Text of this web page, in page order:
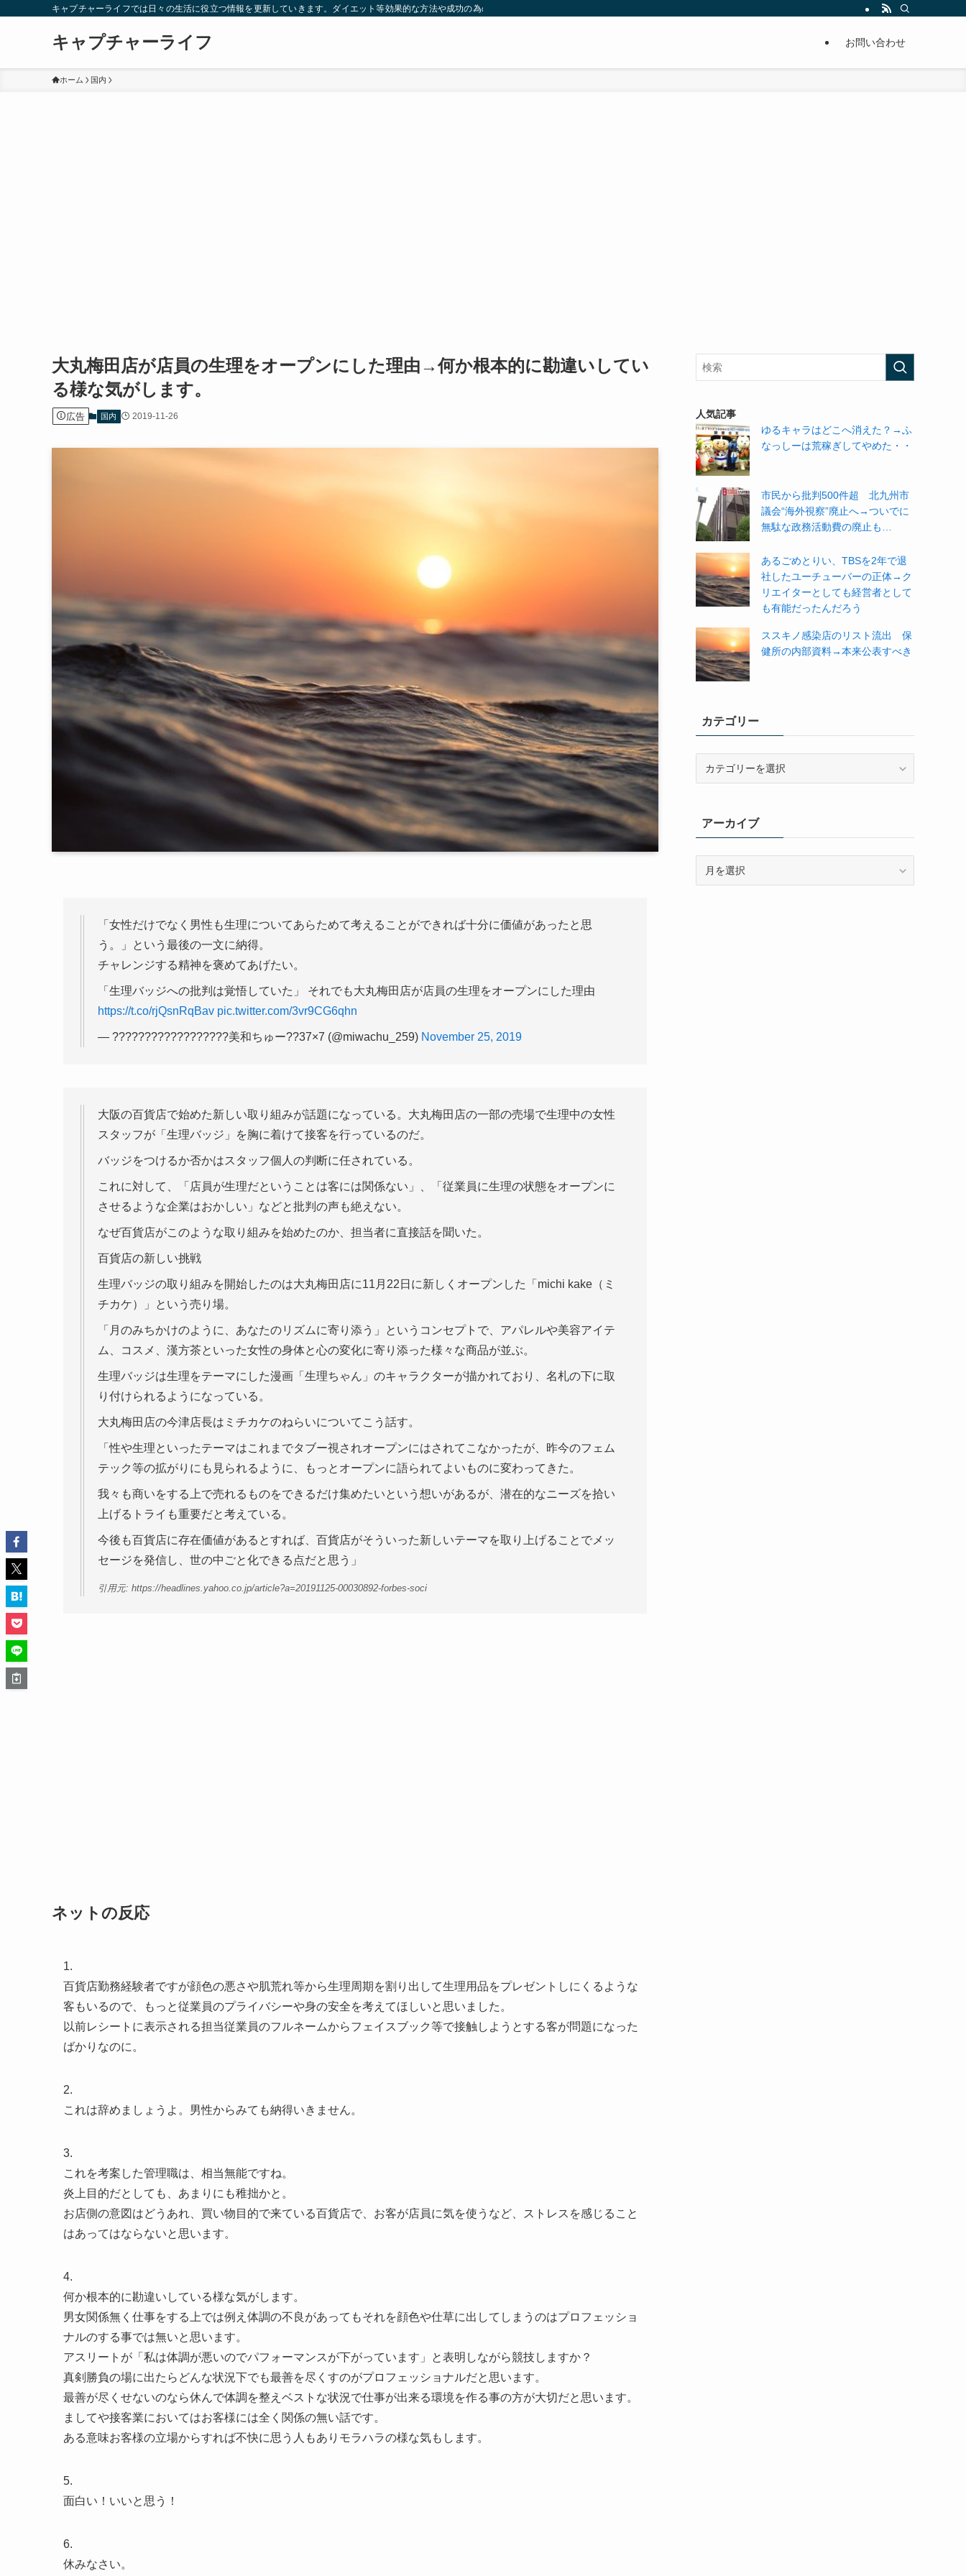
キャプチャーライフでは日々の生活に役立つ情報を更新していきます。ダイエット等効果的な方法や成功の為の秘訣等。太ったり悩んでいる方々が簡単に痩せることが出来るように分かりやすくまとめています。
キャプチャーライフ お問い合わせ
ホーム 国内
大丸梅田店が店員の生理をオープンにした理由→何か根本的に勘違いしてい
る様な気がします。
広告 国内 2019-11-26
「女性だけでなく男性も生理についてあらためて考えることができれば十分に価値があったと思
う。」という最後の一文に納得。
チャレンジする精神を褒めてあげたい。
「生理バッジへの批判は覚悟していた」 それでも大丸梅田店が店員の生理をオープンにした理由
https://t.co/rjQsnRqBav pic.twitter.com/3vr9CG6qhn
— ??????????????????美和ちゅー??37×7 (@miwachu_259) November 25, 2019
大阪の百貨店で始めた新しい取り組みが話題になっている。大丸梅田店の一部の売場で生理中の女性
スタッフが「生理バッジ」を胸に着けて接客を行っているのだ。
バッジをつけるか否かはスタッフ個人の判断に任されている。
これに対して、「店員が生理だということは客には関係ない」、「従業員に生理の状態をオープンに
させるような企業はおかしい」などと批判の声も絶えない。
なぜ百貨店がこのような取り組みを始めたのか、担当者に直接話を聞いた。
百貨店の新しい挑戦
生理バッジの取り組みを開始したのは大丸梅田店に11月22日に新しくオープンした「michi kake（ミ
チカケ）」という売り場。
「月のみちかけのように、あなたのリズムに寄り添う」というコンセプトで、アパレルや美容アイテ
ム、コスメ、漢方茶といった女性の身体と心の変化に寄り添った様々な商品が並ぶ。
生理バッジは生理をテーマにした漫画「生理ちゃん」のキャラクターが描かれており、名札の下に取
り付けられるようになっている。
大丸梅田店の今津店長はミチカケのねらいについてこう話す。
「性や生理といったテーマはこれまでタブー視されオープンにはされてこなかったが、昨今のフェム
テック等の拡がりにも見られるように、もっとオープンに語られてよいものに変わってきた。
我々も商いをする上で売れるものをできるだけ集めたいという想いがあるが、潜在的なニーズを拾い
上げるトライも重要だと考えている。
今後も百貨店に存在価値があるとすれば、百貨店がそういった新しいテーマを取り上げることでメッ
セージを発信し、世の中ごと化できる点だと思う」
引用元: https://headlines.yahoo.co.jp/article?a=20191125-00030892-forbes-soci
ネットの反応
1.
百貨店勤務経験者ですが顔色の悪さや肌荒れ等から生理周期を割り出して生理用品をプレゼントしにくるような
客もいるので、もっと従業員のプライバシーや身の安全を考えてほしいと思いました。
以前レシートに表示される担当従業員のフルネームからフェイスブック等で接触しようとする客が問題になった
ばかりなのに。
2.
これは辞めましょうよ。男性からみても納得いきません。
3.
これを考案した管理職は、相当無能ですね。
炎上目的だとしても、あまりにも稚拙かと。
お店側の意図はどうあれ、買い物目的で来ている百貨店で、お客が店員に気を使うなど、ストレスを感じること
はあってはならないと思います。
4.
何か根本的に勘違いしている様な気がします。
男女関係無く仕事をする上では例え体調の不良があってもそれを顔色や仕草に出してしまうのはプロフェッショ
ナルのする事では無いと思います。
アスリートが「私は体調が悪いのでパフォーマンスが下がっています」と表明しながら競技しますか？
真剣勝負の場に出たらどんな状況下でも最善を尽くすのがプロフェッショナルだと思います。
最善が尽くせないのなら休んで体調を整えベストな状況で仕事が出来る環境を作る事の方が大切だと思います。
ましてや接客業においてはお客様には全く関係の無い話です。
ある意味お客様の立場からすれば不快に思う人もありモラハラの様な気もします。
5.
面白い！いいと思う！
6.
休みなさい。
人気記事
ゆるキャラはどこへ消えた？→ふ
なっしーは荒稼ぎしてやめた・・
市民から批判500件超 北九州市
議会“海外視察”廃止へ→ついでに
無駄な政務活動費の廃止も…
あるごめとりい、TBSを2年で退
社したユーチューバーの正体→ク
リエイターとしても経営者として
も有能だったんだろう
ススキノ感染店のリスト流出 保
健所の内部資料→本来公表すべき
カテゴリー
ーアーカイブ